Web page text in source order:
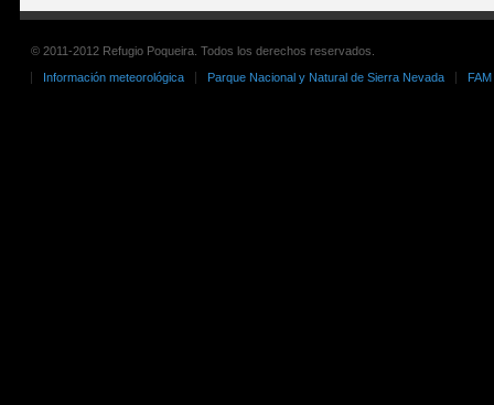
© 2011-2012 Refugio Poqueira. Todos los derechos reservados.
Información meteorológica
Parque Nacional y Natural de Sierra Nevada FAM